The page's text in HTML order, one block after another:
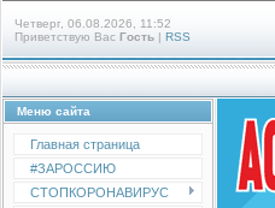
Четверг, 06.08.2026, 11:52
Приветствую Вас Гость | RSS
Меню сайта
Главная страница
#ЗАРОССИЮ
СТОПКОРОНАВИРУС